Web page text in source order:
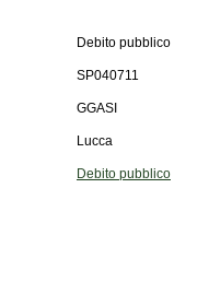
Debito pubblico
SP040711
GGASI
Lucca
Debito pubblico